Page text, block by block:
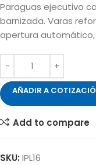
Paraguas ejecutivo
barnizada. Varas
apertura automático,
AÑADIR A
Add to compare
SKU: IPL16